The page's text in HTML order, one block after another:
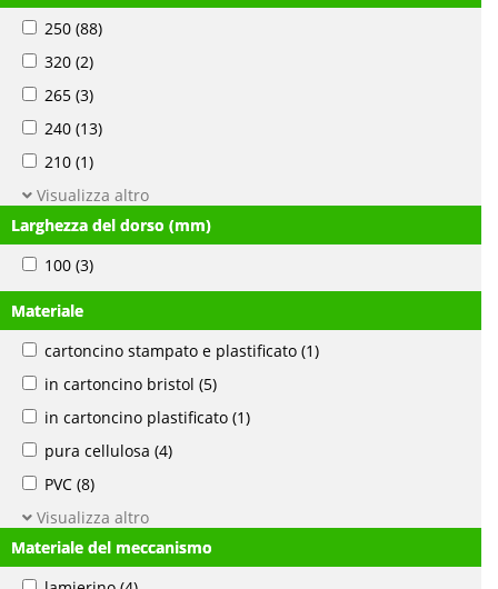
250 (88)
320 (2)
265 (3)
240 (13)
210 (1)
Visualizza altro
Larghezza del dorso (mm)
100 (3)
Materiale
cartoncino stampato e plastificato (1)
in cartoncino bristol (5)
in cartoncino plastificato (1)
pura cellulosa (4)
PVC (8)
Visualizza altro
Materiale del meccanismo